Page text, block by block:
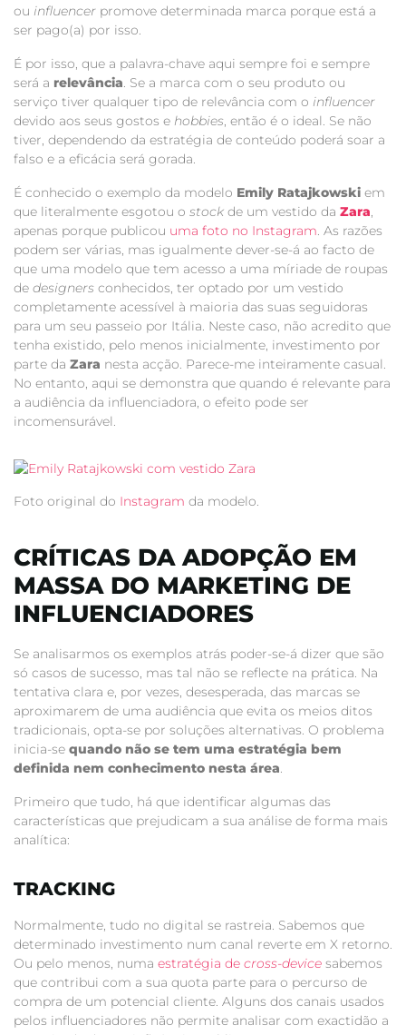
ou influencer promove determinada marca porque está a
ser pago(a) por isso.
É por isso, que a palavra-chave aqui sempre foi e sempre
será a relevância. Se a marca com o seu produto ou
serviço tiver qualquer tipo de relevância com o influencer
devido aos seus gostos e hobbies, então é o ideal. Se não
tiver, dependendo da estratégia de conteúdo poderá soar a
falso e a eficácia será gorada.
É conhecido o exemplo da modelo Emily Ratajkowski em
que literalmente esgotou o stock de um vestido da Zara,
apenas porque publicou uma foto no Instagram. As razões
podem ser várias, mas igualmente dever-se-á ao facto de
que uma modelo que tem acesso a uma míriade de roupas
de designers conhecidos, ter optado por um vestido
completamente acessível à maioria das suas seguidoras
para um seu passeio por Itália. Neste caso, não acredito que
tenha existido, pelo menos inicialmente, investimento por
parte da Zara nesta acção. Parece-me inteiramente casual.
No entanto, aqui se demonstra que quando é relevante para
a audiência da influenciadora, o efeito pode ser
incomensurável.
Foto original do Instagram da modelo.
CRÍTICAS DA ADOPÇÃO EM
MASSA DO MARKETING DE
INFLUENCIADORES
Se analisarmos os exemplos atrás poder-se-á dizer que são
só casos de sucesso, mas tal não se reflecte na prática. Na
tentativa clara e, por vezes, desesperada, das marcas se
aproximarem de uma audiência que evita os meios ditos
tradicionais, opta-se por soluções alternativas. O problema
inicia-se quando não se tem uma estratégia bem
definida nem conhecimento nesta área.
Primeiro que tudo, há que identificar algumas das
características que prejudicam a sua análise de forma mais
analítica:
TRACKING
Normalmente, tudo no digital se rastreia. Sabemos que
determinado investimento num canal reverte em X retorno.
Ou pelo menos, numa estratégia de cross-device sabemos
que contribui com a sua quota parte para o percurso de
compra de um potencial cliente. Alguns dos canais usados
pelos influenciadores não permite analisar com exactidão a